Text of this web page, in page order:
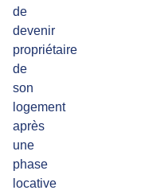
de
devenir
propriétaire
de
son
logement
après
une
phase
locative